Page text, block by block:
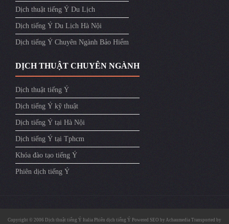
Dịch thuật tiếng Ý Du Lịch
Dịch tiếng Ý Du Lịch Hà Nội
Dịch tiếng Ý Chuyên Ngành Bảo Hiểm
DỊCH THUẬT CHUYÊN NGÀNH
Dịch thuật tiếng Ý
Dịch tiếng Ý kỹ thuật
Dịch tiếng Ý tại Hà Nội
Dịch tiếng Ý tại Tphcm
Khóa đào tạo tiếng Ý
Phiên dịch tiếng Ý
Copyright © 2006 Dịch thuật tiếng Ý Italia Phiên dịch tiếng Ý Powered SEO by Achaumedia Transported by